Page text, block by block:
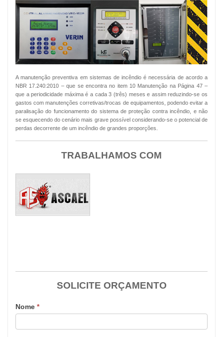
A manutenção preventiva em sistemas de incêndio é necessária de acordo a
NBR 17.240:2010 – que se encontra no item 10 Manutenção na Página 47 –
que a periodicidade máxima é a cada 3 (três) meses e assim reduzindo-se os
gastos com manutenções corretivas/trocas de equipamentos, podendo evitar a
paralisação do funcionamento do sistema de proteção contra incêndio, e não
se esquecendo do cenário mais grave possível considerando-se o potencial de
perdas decorrente de um incêndio de grandes proporções.
TRABALHAMOS COM
SOLICITE ORÇAMENTO
Nome *